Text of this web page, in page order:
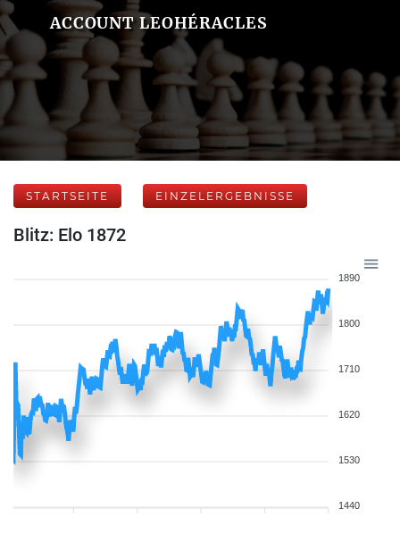
ACCOUNT LEOHÉRACLES
STARTSEITE EINZELERGEBNISSE
Blitz: Elo 1872
1890
1800
1710
1620
1530
1440